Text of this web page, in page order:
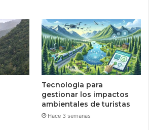
Tecnologia para
gestionar los impactos
ambientales de turistas
Hace 3 semanas